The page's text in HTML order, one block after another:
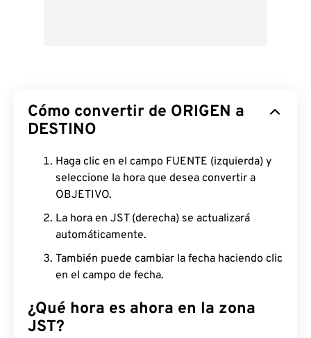
Cómo convertir de ORIGEN a
DESTINO
Haga clic en el campo FUENTE (izquierda) y
seleccione la hora que desea convertir a
OBJETIVO.
La hora en JST (derecha) se actualizará
automáticamente.
También puede cambiar la fecha haciendo clic
en el campo de fecha.
¿Qué hora es ahora en la zona
JST?